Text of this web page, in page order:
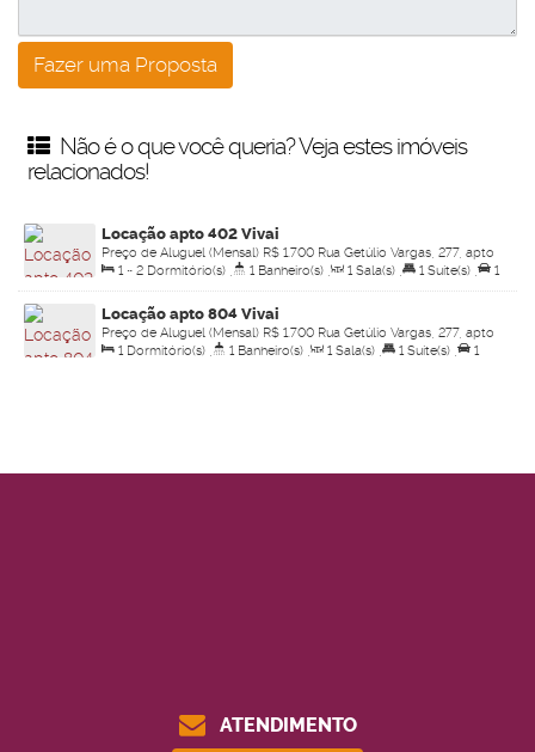
Não é o que você queria? Veja estes imóveis
relacionados!
Locação apto 402 Vivai
R$ 1.700
Preço de Aluguel (Mensal)
Rua Getúlio Vargas, 277, apto
402, 17580-063, Centro, Pompéia, São Paulo, Brasil
1 ~ 2 Dormitório(s) 1 Banheiro(s) 1 Sala(s) 1 Suíte(s)
1
Vaga(s)
Locação apto 804 Vivai
R$ 1.700
Preço de Aluguel (Mensal)
Rua Getúlio Vargas, 277, apto
804, 17580-063, Centro, Pompéia, São Paulo, Brasil
1 Dormitório(s) 1 Banheiro(s) 1 Sala(s) 1 Suíte(s)
1
ATENDIMENTO